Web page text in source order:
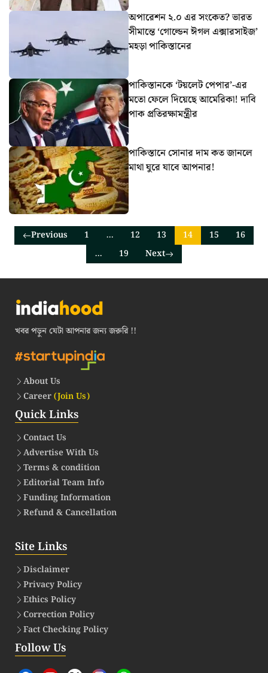
অপারেশন ২.০ এর সংকেত? ভারত
সীমান্তে ‘গোল্ডেন ঈগল এক্সারসাইজ’
মহড়া পাকিস্তানের
পাকিস্তানকে ‘টয়লেট পেপার’-এর
মতো ফেলে দিয়েছে আমেরিকা! দাবি
পাক প্রতিরক্ষামন্ত্রীর
পাকিস্তানে সোনার দাম কত জানলে
মাথা ঘুরে যাবে আপনার!
Previous 1 … 12 13 14 15
16
…
19 Next
খবর পড়ুন যেটা আপনার জন্য জরুরি !!
About Us
Career(Join Us)
Quick Links
Contact Us
Advertise With Us
Terms & condition
Editorial Team Info
Funding Information
Refund & Cancellation
Site Links
Disclaimer
Privacy Policy
Ethics Policy
Correction Policy
Fact Checking Policy
Follow Us